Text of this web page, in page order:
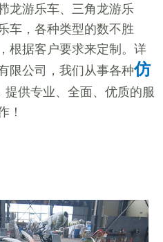
龙游乐车、三角龙游乐
车，各种类型的数不胜
根据客户要求来定制。详
限公司，我们从事各种仿
提供专业、全面、优质的服
！